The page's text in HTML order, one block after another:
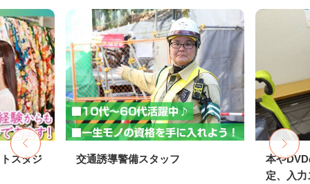
スタジ 交通誘導警備スタッフ
本や
定、入